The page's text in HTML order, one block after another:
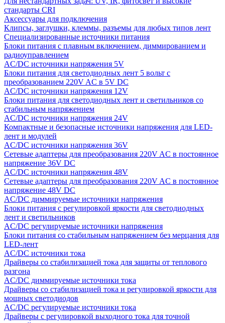
стандарты CRI
Аксессуары для подключения
Клипсы, заглушки, клеммы, разъемы для любых типов лент
Специализированные источники питания
Блоки питания с плавным включением, диммированием и
радиоуправлением
AC/DC источники напряжения 5V
Блоки питания для светодиодных лент 5 вольт с
преобразованием 220V AC в 5V DC
AC/DC источники напряжения 12V
Блоки питания для светодиодных лент и светильников со
стабильным напряжением
AC/DC источники напряжения 24V
Компактные и безопасные источники напряжения для LED-
лент и модулей
AC/DC источники напряжения 36V
Сетевые адаптеры для преобразования 220V AC в постоянное
напряжение 36V DC
AC/DC источники напряжения 48V
Сетевые адаптеры для преобразования 220V AC в постоянное
напряжение 48V DC
AC/DC диммируемые источники напряжения
Блоки питания с регулировкой яркости для светодиодных
лент и светильников
AC/DC регулируемые источники напряжения
Блоки питания со стабильным напряжением без мерцания для
LED-лент
AC/DC источники тока
Драйверы со стабилизацией тока для защиты от теплового
разгона
AC/DC диммируемые источники тока
Драйверы со стабилизацией тока и регулировкой яркости для
мощных светодиодов
AC/DC регулируемые источники тока
Драйверы с регулировкой выходного тока для точной